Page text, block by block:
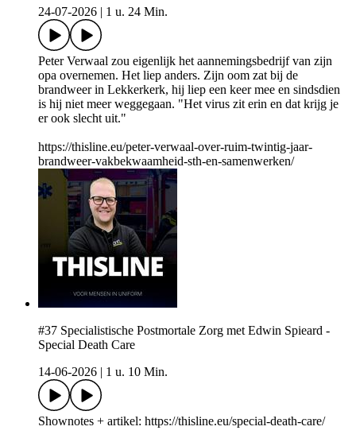
24-07-2026
1 u. 24 Min.
Peter Verwaal zou eigenlijk het aannemingsbedrijf van zijn
opa overnemen. Het liep anders. Zijn oom zat bij de
brandweer in Lekkerkerk, hij liep een keer mee en sindsdien
is hij niet meer weggegaan. "Het virus zit erin en dat krijg je
er ook slecht uit."
https://thisline.eu/peter-verwaal-over-ruim-twintig-jaar-
brandweer-vakbekwaamheid-sth-en-samenwerken/
#37 Specialistische Postmortale Zorg met Edwin Spieard -
Special Death Care
14-06-2026
1 u. 10 Min.
Shownotes + artikel: https://thisline.eu/special-death-care/